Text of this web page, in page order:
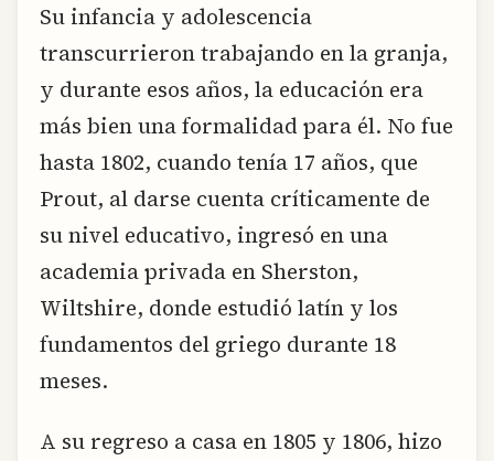
Su infancia y adolescencia
transcurrieron trabajando en la granja,
y durante esos años, la educación era
más bien una formalidad para él. No fue
hasta 1802, cuando tenía 17 años, que
Prout, al darse cuenta críticamente de
su nivel educativo, ingresó en una
academia privada en Sherston,
Wiltshire, donde estudió latín y los
fundamentos del griego durante 18
meses.
A su regreso a casa en 1805 y 1806, hizo